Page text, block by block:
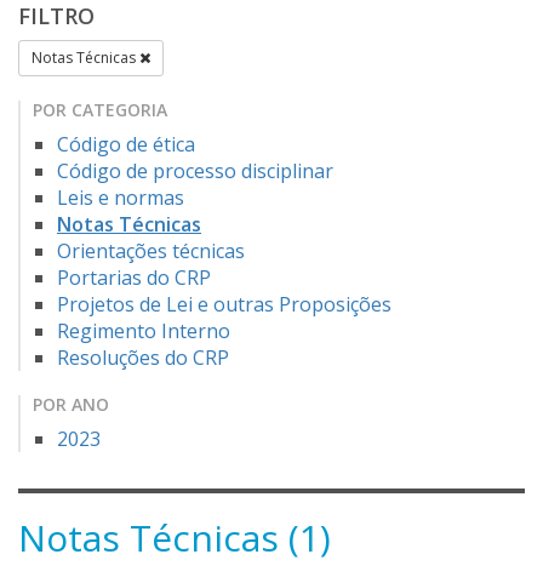
FILTRO
Notas Técnicas
POR CATEGORIA
Código de ética
Código de processo disciplinar
Leis e normas
Notas Técnicas
Orientações técnicas
Portarias do CRP
Projetos de Lei e outras Proposições
Regimento Interno
Resoluções do CRP
POR ANO
2023
Notas Técnicas (1)